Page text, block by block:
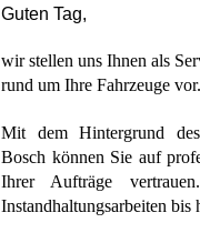
Guten Tag,
wir stellen uns Ihnen als
rund um Ihre Fahrzeuge vor.
Mit dem Hintergrund
Bosch können Sie auf
Ihrer Aufträge
Instandhaltungsarbeiten